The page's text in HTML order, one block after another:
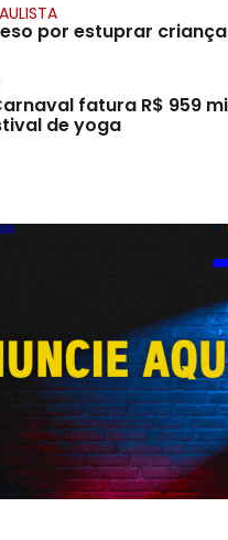
por estuprar
fatura R$ 959
de yoga